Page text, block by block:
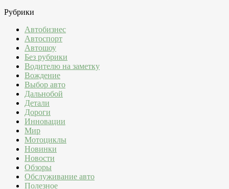
Рубрики
Автобизнес
Автоспорт
Автошоу
Без рубрики
Водителю на заметку
Вождение
Выбор авто
Дальнобой
Детали
Дороги
Инновации
Мир
Мотоциклы
Новинки
Новости
Обзоры
Обслуживание авто
Полезное